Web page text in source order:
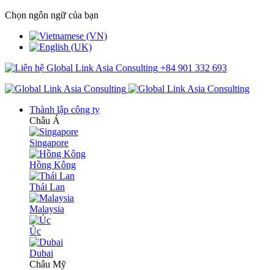
Chọn ngôn ngữ của bạn
+84 901 332 693
Thành lập công ty
Châu Á
Singapore
Hồng Kông
Thái Lan
Malaysia
Úc
Dubai
Châu Mỹ